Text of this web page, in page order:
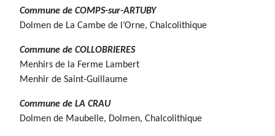
Commune de COMPS-sur-ARTUBY
Dolmen de La Cambe de l’Orne, Chalcolithique
Commune de COLLOBRIERES
Menhirs de la Ferme Lambert
Menhir de Saint-Guillaume
Commune de LA CRAU
Dolmen de Maubelle, Dolmen, Chalcolithique